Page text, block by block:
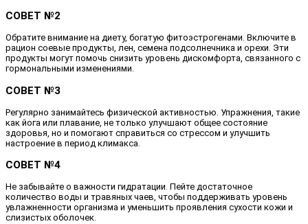
СОВЕТ №2
Обратите внимание на диету, богатую фитоэстрогенами. Включите в
рацион соевые продукты, лен, семена подсолнечника и орехи. Эти
продукты могут помочь снизить уровень дискомфорта, связанного с
гормональными изменениями.
СОВЕТ №3
Регулярно занимайтесь физической активностью. Упражнения, такие
как йога или плавание, не только улучшают общее состояние
здоровья, но и помогают справиться со стрессом и улучшить
настроение в период климакса.
СОВЕТ №4
Не забывайте о важности гидратации. Пейте достаточное
количество воды и травяных чаев, чтобы поддерживать уровень
увлажненности организма и уменьшить проявления сухости кожи и
слизистых оболочек.